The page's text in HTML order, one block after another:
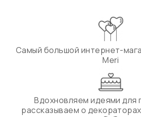
Самый большой интернет-
Meri
Вдохновляем идеями для
рассказываем о